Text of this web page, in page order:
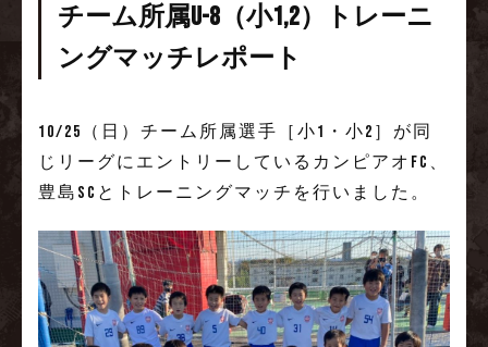
チーム所属U-8（小1,2）トレーニ
ングマッチレポート
10/25
（日）チーム所属選手［小1・小2］が同
じリーグにエントリーしているカンピアオFC、
豊島SCとトレーニングマッチを行いました。